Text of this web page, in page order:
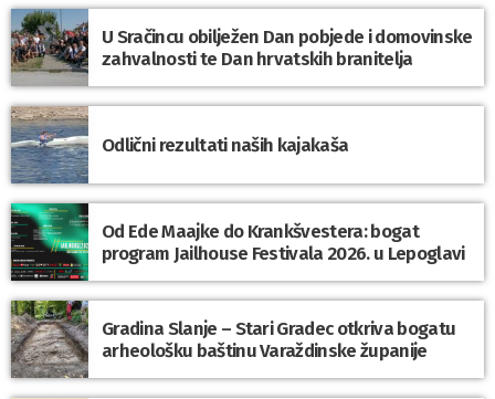
U Sračincu obilježen Dan pobjede i domovinske
zahvalnosti te Dan hrvatskih branitelja
Odlični rezultati naših kajakaša
Od Ede Maajke do Krankšvestera: bogat
program Jailhouse Festivala 2026. u Lepoglavi
Gradina Slanje – Stari Gradec otkriva bogatu
arheološku baštinu Varaždinske županije